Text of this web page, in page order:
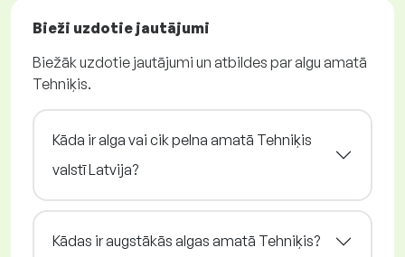
Bieži uzdotie jautājumi
Biežāk uzdotie jautājumi un atbildes par algu amatā
Tehniķis.
Kāda ir alga vai cik pelna amatā Tehniķis
valstī Latvija?
Kādas ir augstākās algas amatā Tehniķis?